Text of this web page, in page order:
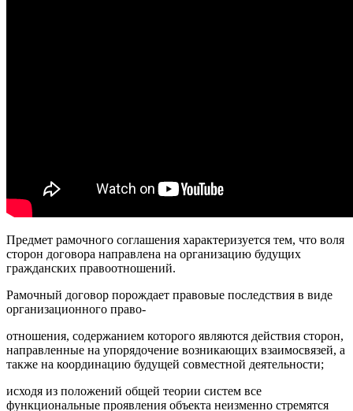
Предмет рамочного соглашения характеризуется тем, что воля
сторон договора направлена на организацию будущих
гражданских правоотношений.
Рамочный договор порождает правовые последствия в виде
организационного право-
отношения, содержанием которого являются действия сторон,
направленные на упорядочение возникающих взаимосвязей, а
также на координацию будущей совместной деятельности;
исходя из положений общей теории систем все
функциональные проявления объекта неизменно стремятся